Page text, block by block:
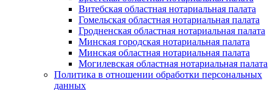
Витебская областная нотариальная палата
Гомельская областная нотариальная палата
Гродненская областная нотариальная палата
Минская городская нотариальная палата
Минская областная нотариальная палата
Могилевская областная нотариальная палата
Политика в отношении обработки персональных
данных